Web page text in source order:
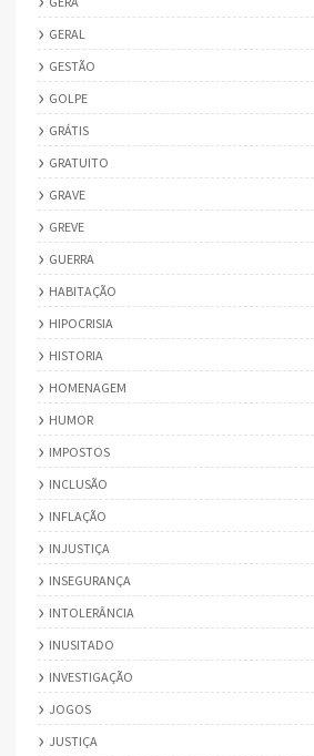
GERAL
GESTÃO
GOLPE
GRÁTIS
GRATUITO
GRAVE
GREVE
GUERRA
HABITAÇÃO
HIPOCRISIA
HISTORIA
HOMENAGEM
HUMOR
IMPOSTOS
INCLUSÃO
INFLAÇÃO
INJUSTIÇA
INSEGURANÇA
INTOLERÂNCIA
INUSITADO
INVESTIGAÇÃO
JOGOS
JUSTIÇA